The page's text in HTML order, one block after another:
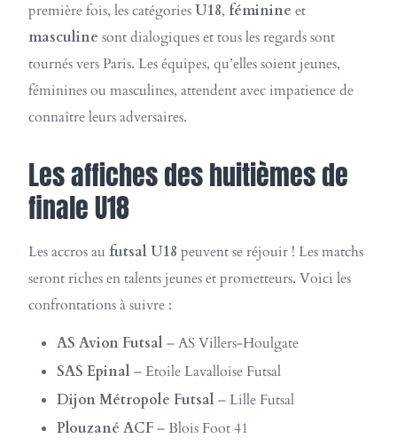
première fois, les catégoriesU18, féminine et
masculine sont dialogiques et tous les regards sont
tournés vers Paris. Les équipes, qu’elles soient jeunes,
féminines ou masculines, attendent avec impatience de
connaître leurs adversaires.
Les affiches des huitièmes de
finale U18
Les accros au futsal U18 peuvent se réjouir ! Les matchs
seront riches en talents jeunes et prometteurs. Voici les
confrontations à suivre :
AS Avion Futsal – AS Villers-Houlgate
SAS Epinal – Etoile Lavalloise Futsal
Dijon Métropole Futsal – Lille Futsal
Plouzané ACF– Blois Foot 41